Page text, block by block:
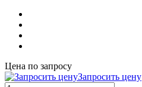
Цена по запросу
Запросить цену